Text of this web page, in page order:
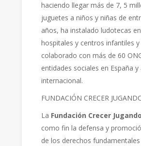
haciendo llegar más de 7, 5
juguetes a niños y niñas de
años, ha instalado ludotecas
hospitales y centros infantiles y
colaborado con más de 60
entidades sociales en España y
internacional.
FUNDACIÓN CRECER
La Fundación Crecer Jugando
como fin la defensa y
de los derechos